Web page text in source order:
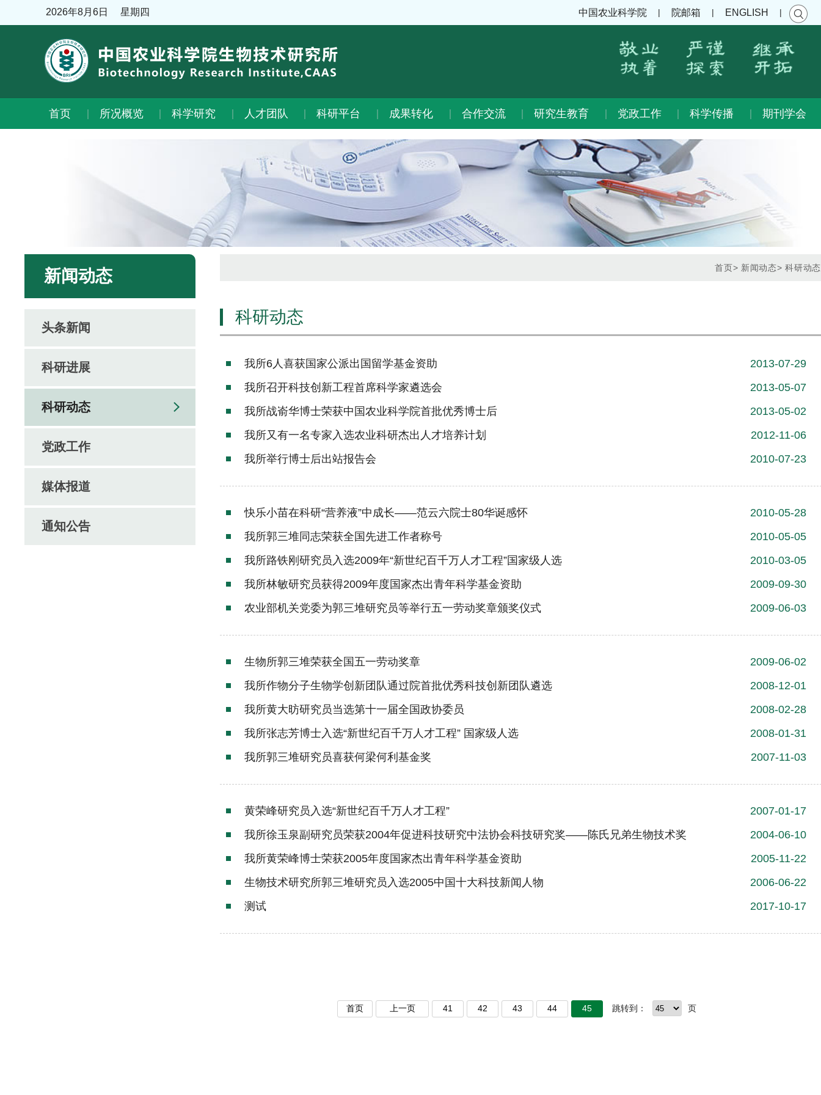
2026年8月6日 星期四 中国农业科学院 | 院邮箱 | ENGLISH |
首页 所况概览 科学研究 人才团队 科研平台 成果转化 合作交流 研究生教育 党政工作 科学传播 期刊学会
新闻动态
头条新闻
科研进展
科研动态
党政工作
媒体报道
通知公告
首页> 新闻动态>科研动态
科研动态
2013-07-29
我所6人喜获国家公派出国留学基金资助
2013-05-07
我所召开科技创新工程首席科学家遴选会
2013-05-02
我所战嵛华博士荣获中国农业科学院首批优秀博士后
2012-11-06
我所又有一名专家入选农业科研杰出人才培养计划
2010-07-23
我所举行博士后出站报告会
2010-05-28
快乐小苗在科研“营养液”中成长——范云六院士80华诞感怀
2010-05-05
我所郭三堆同志荣获全国先进工作者称号
2010-03-05
我所路铁刚研究员入选2009年“新世纪百千万人才工程”国家级人选
2009-09-30
我所林敏研究员获得2009年度国家杰出青年科学基金资助
2009-06-03
农业部机关党委为郭三堆研究员等举行五一劳动奖章颁奖仪式
2009-06-02
生物所郭三堆荣获全国五一劳动奖章
2008-12-01
我所作物分子生物学创新团队通过院首批优秀科技创新团队遴选
2008-02-28
我所黄大昉研究员当选第十一届全国政协委员
2008-01-31
我所张志芳博士入选“新世纪百千万人才工程” 国家级人选
2007-11-03
我所郭三堆研究员喜获何梁何利基金奖
2007-01-17
黄荣峰研究员入选“新世纪百千万人才工程”
2004-06-10
我所徐玉泉副研究员荣获2004年促进科技研究中法协会科技研究奖——陈氏兄弟生物技术奖
2005-11-22
我所黄荣峰博士荣获2005年度国家杰出青年科学基金资助
2006-06-22
生物技术研究所郭三堆研究员入选2005中国十大科技新闻人物
2017-10-17
测试
首页 上一页 41 42 43 44 45 跳转到： 页